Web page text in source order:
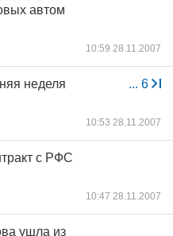
автом
10:59 28.11.2007
... 6
неделя
10:53 28.11.2007
с РФС
10:47 28.11.2007
ушла из